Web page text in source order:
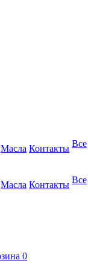
Масла Контакты Все
Масла Контакты Все
0